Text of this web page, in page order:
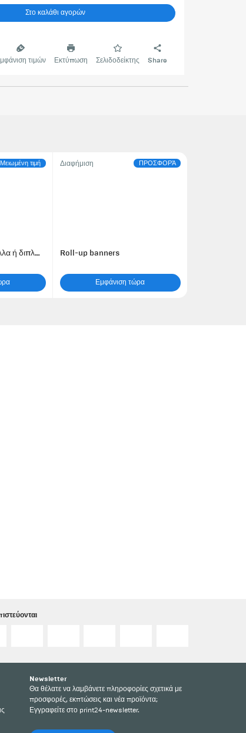
Στο καλάθι αγορών
τιμών Εκτύπωση Σελιδοδείκτης Share
Μειωμένη τιμή
Φυλλάδια / Μονόφυλλα ή διπλωμένα
Διαφήμιση ΠΡΟΣΦΟΡΆ
Roll-up banners
Εμφάνιση τώρα
Newsletter
Θα θέλατε να λαμβάνετε πληροφορίες σχετικά με
προσφορές, εκπτώσεις και νέα προϊόντα;
Εγγραφείτε στο print24-newsletter.